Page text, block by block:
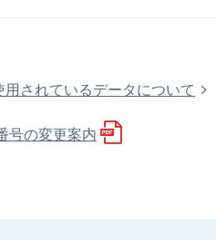
されているデータについて
号の変更案内